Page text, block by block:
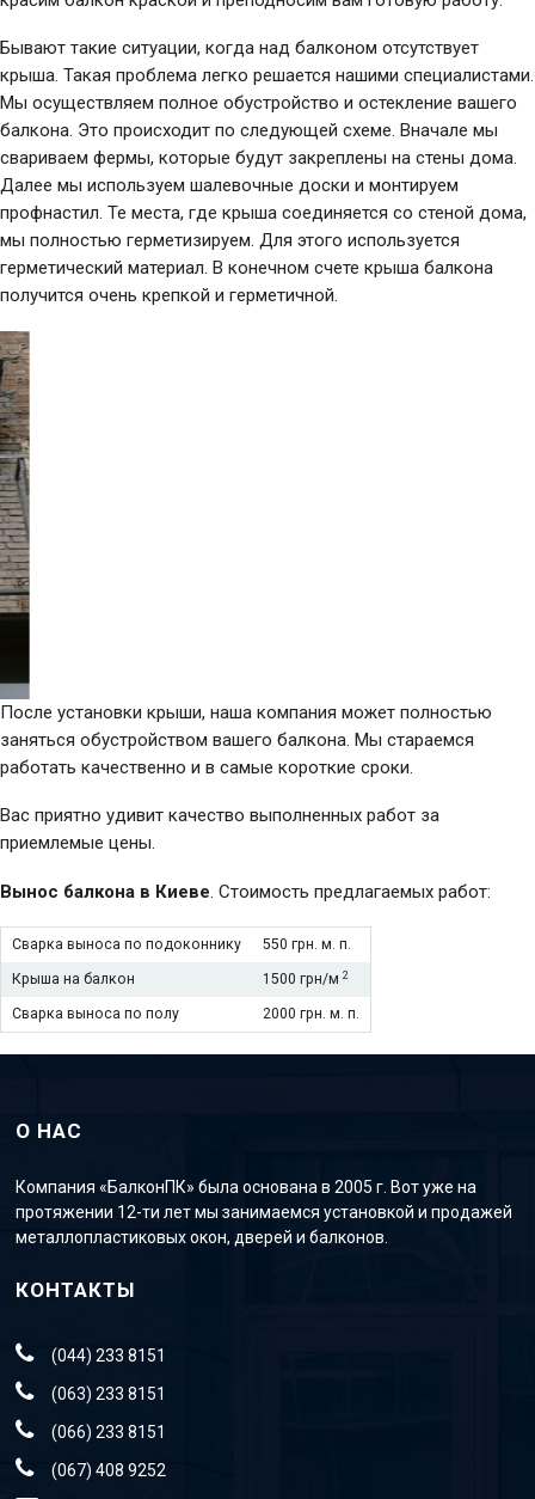
Бывают такие ситуации, когда над балконом отсутствует
крыша. Такая проблема легко решается нашими специалистами.
Мы осуществляем полное обустройство и остекление вашего
балкона. Это происходит по следующей схеме. Вначале мы
свариваем фермы, которые будут закреплены на стены дома.
Далее мы используем шалевочные доски и монтируем
профнастил. Те места, где крыша соединяется со стеной дома,
мы полностью герметизируем. Для этого используется
герметический материал. В конечном счете крыша балкона
получится очень крепкой и герметичной.
После установки крыши, наша компания может полностью
заняться обустройством вашего балкона. Мы стараемся
работать качественно и в самые короткие сроки.
Вас приятно удивит качество выполненных работ за
приемлемые цены.
Вынос балкона в Киеве. Стоимость предлагаемых работ:
Сварка выноса по подоконнику 550 грн. м. п.
Крыша на балкон 1500 грн/м 2
Сварка выноса по полу 2000 грн. м. п.
О НАС
Компания «БалконПК» была основана в 2005 г. Вот уже на
протяжении 12-ти лет мы занимаемся установкой и продажей
металлопластиковых окон, дверей и балконов.
КОНТАКТЫ
(044) 233 8151
(063) 233 8151
(066) 233 8151
(067) 408 9252